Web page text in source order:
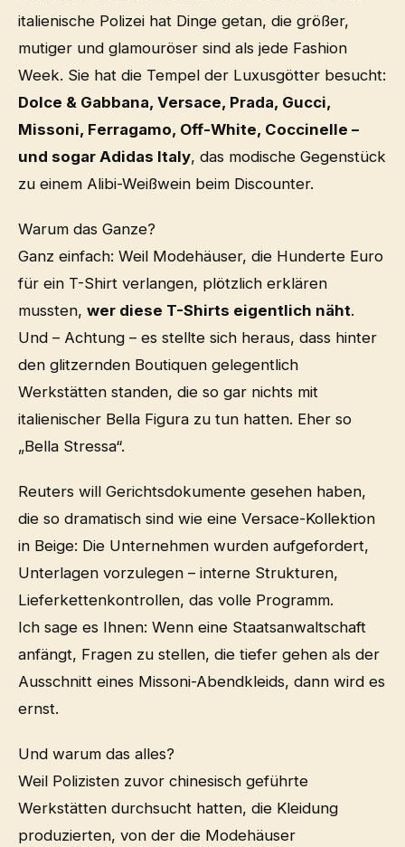
italienische Polizei hat Dinge getan, die größer,
mutiger und glamouröser sind als jede Fashion
Week. Sie hat die Tempel der Luxusgötter besucht:
Dolce & Gabbana, Versace, Prada, Gucci,
Missoni, Ferragamo, Off-White, Coccinelle –
und sogar Adidas Italy, das modische Gegenstück
zu einem Alibi-Weißwein beim Discounter.
Warum das Ganze?
Ganz einfach: Weil Modehäuser, die Hunderte Euro
für ein T-Shirt verlangen, plötzlich erklären
mussten, wer diese T-Shirts eigentlich näht.
Und – Achtung – es stellte sich heraus, dass hinter
den glitzernden Boutiquen gelegentlich
Werkstätten standen, die so gar nichts mit
italienischer Bella Figura zu tun hatten. Eher so
„Bella Stressa“.
Reuters will Gerichtsdokumente gesehen haben,
die so dramatisch sind wie eine Versace-Kollektion
in Beige: Die Unternehmen wurden aufgefordert,
Unterlagen vorzulegen – interne Strukturen,
Lieferkettenkontrollen, das volle Programm.
Ich sage es Ihnen: Wenn eine Staatsanwaltschaft
anfängt, Fragen zu stellen, die tiefer gehen als der
Ausschnitt eines Missoni-Abendkleids, dann wird es
ernst.
Und warum das alles?
Weil Polizisten zuvor chinesisch geführte
Werkstätten durchsucht hatten, die Kleidung
produzierten, von der die Modehäuser